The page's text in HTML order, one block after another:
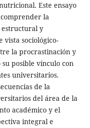
Este ensayo
la
estructural y
vista sociológico-
la procrastinación y
posible vínculo con
universitarios.
de la
del área de la
académico y el
integral e